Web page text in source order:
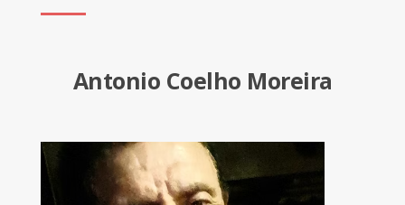
Antonio Coelho Moreira